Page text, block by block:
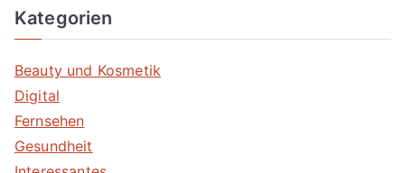
Kategorien
Beauty und Kosmetik
Digital
Fernsehen
Gesundheit